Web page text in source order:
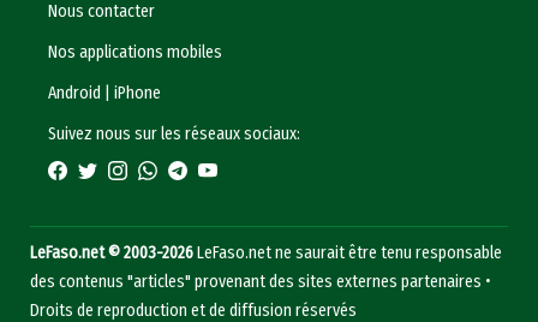
Nous contacter
Nos applications mobiles
Android |iPhone
Suivez nous sur les réseaux sociaux:
LeFaso.net © 2003-2026LeFaso.net ne saurait être tenu responsable
des contenus "articles" provenant des sites externes partenaires •
Droits de reproduction et de diffusion réservés